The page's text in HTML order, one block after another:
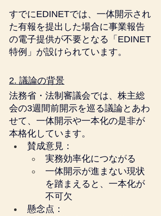
すでにEDINETでは、一体開示され
た有報を提出した場合に事業報告
の電子提供が不要となる「EDINET
特例」が設けられています。
2. 議論の背景
法務省・法制審議会では、株主総
会の3週間前開示を巡る議論とあわ
せて、一体開示や一本化の是非が
本格化しています。
賛成意見：
実務効率化につながる
一体開示が進まない現状
を踏まえると、一本化が
不可欠
懸念点：